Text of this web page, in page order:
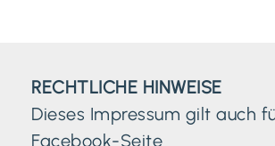
RECHTLICHE HINWEISE
Dieses Impressum gilt auch
Facebook-Seite